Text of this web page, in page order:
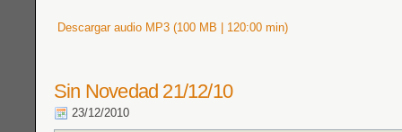
Descargar audio MP3 (100 MB | 120:00 min)
Sin Novedad 21/12/10
23/12/2010